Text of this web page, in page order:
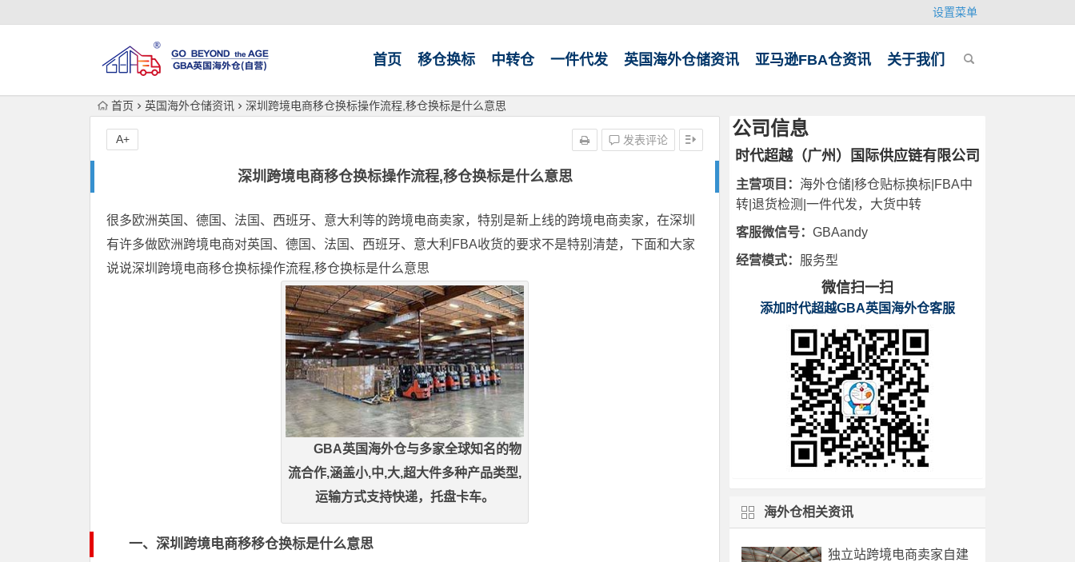
设置菜单
首页 移仓换标 中转仓 一件代发 英国海外仓储资讯 亚马逊FBA仓资讯 关于我们
首页 英国海外仓储资讯 深圳跨境电商移仓换标操作流程,移仓换标是什么意思
深圳跨境电商移仓换标操作流程,移仓换标是什么意思
发表评论
A+
很多欧洲英国、德国、法国、西班牙、意大利等的跨境电商卖家，特别是新上线的跨境电商卖家，在深圳
有许多做欧洲跨境电商对英国、德国、法国、西班牙、意大利FBA收货的要求不是特别清楚，下面和大家
说说深圳跨境电商移仓换标操作流程,移仓换标是什么意思
GBA英国海外仓与多家全球知名的物
流合作,涵盖小,中,大,超大件多种产品类型,
运输方式支持快递，托盘卡车。
一、深圳跨境电商移移仓换标是什么意思
公司信息
时代超越（广州）国际供应链有限公司
主营项目： 海外仓储|移仓贴标换标|FBA中
转|退货检测|一件代发，大货中转
客服微信号： GBAandy
经营模式： 服务型
微信扫一扫
添加时代超越GBA英国海外仓客服
海外仓相关资讯
独立站跨境电商卖家自建